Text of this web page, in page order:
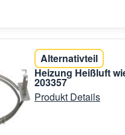
Alternativteil
Heizung Heißluft
203357
Produkt Details